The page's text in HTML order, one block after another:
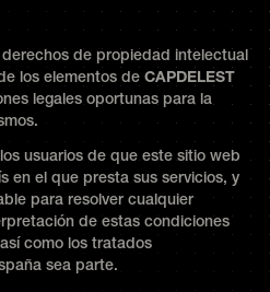
de propiedad intelectual
los elementos de CAPDELEST
legales oportunas para la
usuarios de que este sitio web
en el que presta sus servicios, y
para resolver cualquier
de estas condiciones
como los tratados
sea parte.